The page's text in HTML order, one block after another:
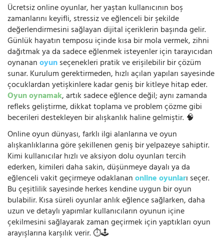
Ücretsiz online oyunlar, her yaştan kullanıcının boş
zamanlarını keyifli, stressiz ve eğlenceli bir şekilde
değerlendirmesini sağlayan dijital içeriklerin başında gelir.
Günlük hayatın temposu içinde kısa bir mola vermek, zihni
dağıtmak ya da sadece eğlenmek isteyenler için tarayıcıdan
oynananoyunseçenekleri pratik ve erişilebilir bir çözüm
sunar. Kurulum gerektirmeden, hızlı açılan yapıları sayesinde
çocuklardan yetişkinlere kadar geniş bir kitleye hitap eder.
Oyun oynamak, artık sadece eğlence değil; aynı zamanda
refleks geliştirme, dikkat toplama ve problem çözme gibi
becerileri destekleyen bir alışkanlık haline gelmiştir. 🧠
Online oyun dünyası, farklı ilgi alanlarına ve oyun
alışkanlıklarına göre şekillenen geniş bir yelpazeye sahiptir.
Kimi kullanıcılar hızlı ve aksiyon dolu oyunları tercih
ederken, kimileri daha sakin, düşünmeye dayalı ya da
eğlenceli vakit geçirmeye odaklananonline oyunları seçer.
Bu çeşitlilik sayesinde herkes kendine uygun bir oyun
bulabilir. Kısa süreli oyunlar anlık eğlence sağlarken, daha
uzun ve detaylı yapımlar kullanıcıların oyunun içine
çekilmesini sağlayarak zaman geçirmek için yaptıkları oyun
arayışlarına karşılık verir. ⏱️🕹️